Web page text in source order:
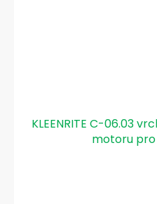
KLEENRITE C-06.03
motoru pro